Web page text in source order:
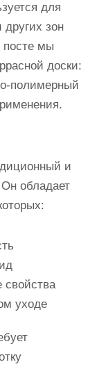
для
зон
посте мы
доски:
полимерный
и
обладает
уходе